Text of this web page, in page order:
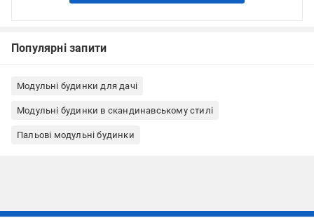
Популярні запити
Модульні будинки для дачі
Модульні будинки в скандинавському стилі
Пальові модульні будинки